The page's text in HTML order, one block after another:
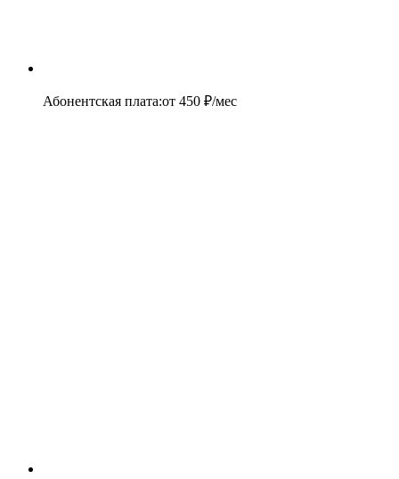
Абонентская плата:от 450 ₽/мес